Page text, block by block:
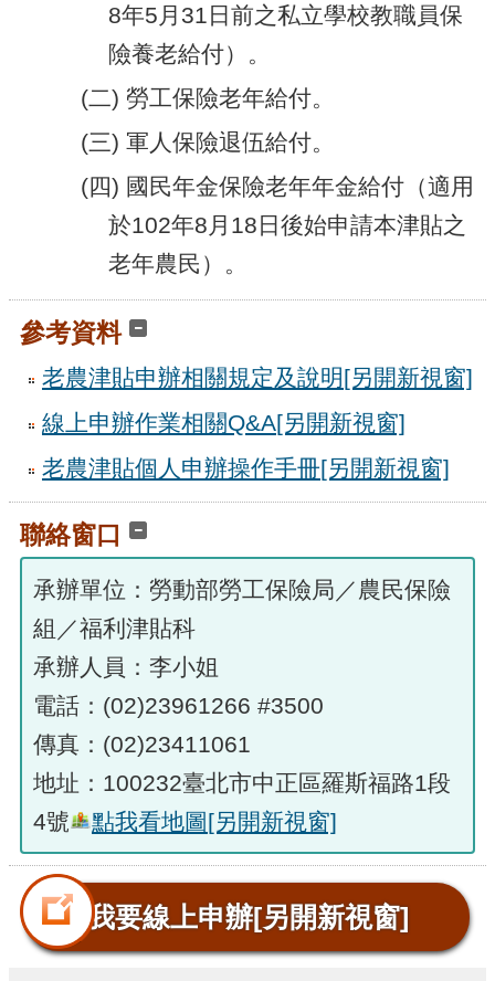
8年5月31日前之私立學校教職員保
險養老給付）。
(二) 勞工保險老年給付。
(三) 軍人保險退伍給付。
(四) 國民年金保險老年年金給付（適用
於102年8月18日後始申請本津貼之
老年農民）。
參考資料
老農津貼申辦相關規定及說明[另開新視窗]
線上申辦作業相關Q&A[另開新視窗]
老農津貼個人申辦操作手冊[另開新視窗]
聯絡窗口
承辦單位：勞動部勞工保險局／農民保險
組／福利津貼科
承辦人員：李小姐
電話：(02)23961266 #3500
傳真：(02)23411061
地址：100232臺北市中正區羅斯福路1段
4號
點我看地圖[另開新視窗]
我要線上申辦[另開新視窗]